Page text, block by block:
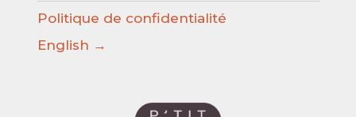
Politique de confidentialité
English →